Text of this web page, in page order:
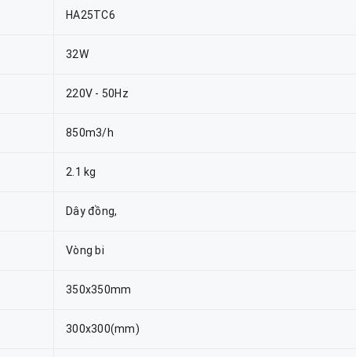
HA25TC6
32W
220V - 50Hz
850m3/h
2.1 kg
Dây đồng,
Vòng bi
350x350mm
300x300(mm)